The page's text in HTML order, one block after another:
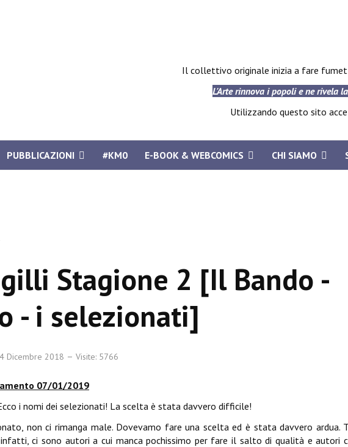
Il collettivo originale inizia a fare
L'Arte rinnova i popoli e ne rivela
Utilizzando questo sito
PUBBLICAZIONI #KM0 E-BOOK & WEBCOMICS CHI SIAMO
Stagione 2 [Il Bando -
- i selezionati]
Dicembre 2018 Visite: 5766
07/01/2019
i nomi dei selezionati! La scelta è stata davvero difficile!
non ci rimanga male. Dovevamo fare una scelta ed è stata davvero ardua.
ci sono autori a cui manca pochissimo per fare il salto di qualità e autori